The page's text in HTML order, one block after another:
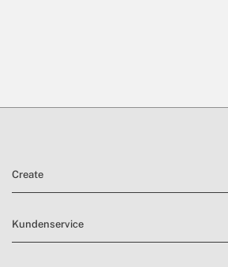
Create
Kundenservice